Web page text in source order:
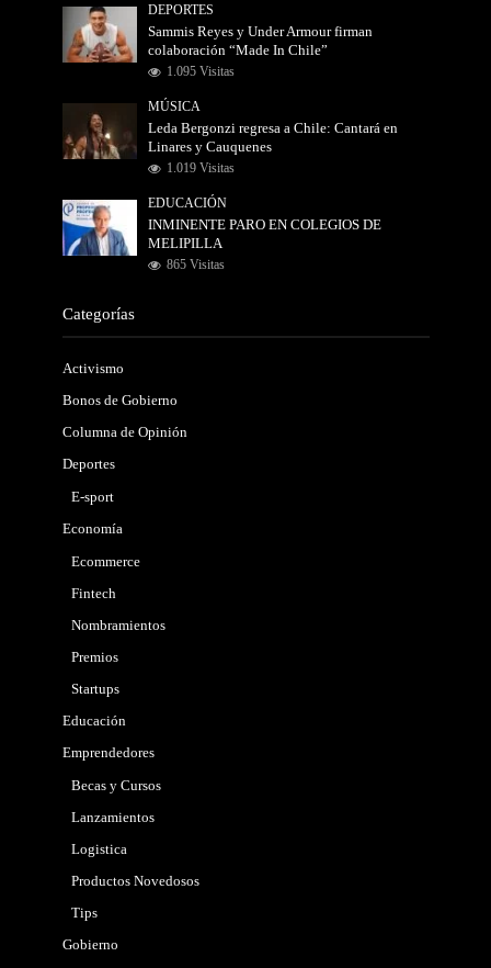
DEPORTES
Sammis Reyes y Under Armour firman
colaboración “Made In Chile”
1.095 Visitas
MÚSICA
Leda Bergonzi regresa a Chile: Cantará en
Linares y Cauquenes
1.019 Visitas
EDUCACIÓN
INMINENTE PARO EN COLEGIOS DE
MELIPILLA
865 Visitas
Categorías
Activismo
Bonos de Gobierno
Columna de Opinión
Deportes
E-sport
Economía
Ecommerce
Fintech
Nombramientos
Premios
Startups
Educación
Emprendedores
Becas y Cursos
Lanzamientos
Logistica
Productos Novedosos
Tips
Gobierno